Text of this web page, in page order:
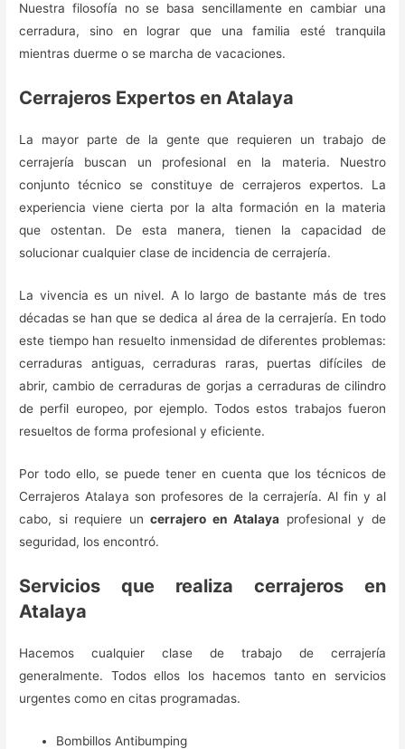
Nuestra filosofía no se basa sencillamente en cambiar una
cerradura, sino en lograr que una familia esté tranquila
mientras duerme o se marcha de vacaciones.
Cerrajeros Expertos en Atalaya
La mayor parte de la gente que requieren un trabajo de
cerrajería buscan un profesional en la materia. Nuestro
conjunto técnico se constituye de cerrajeros expertos. La
experiencia viene cierta por la alta formación en la materia
que ostentan. De esta manera, tienen la capacidad de
solucionar cualquier clase de incidencia de cerrajería.
La vivencia es un nivel. A lo largo de bastante más de tres
décadas se han que se dedica al área de la cerrajería. En todo
este tiempo han resuelto inmensidad de diferentes problemas:
cerraduras antiguas, cerraduras raras, puertas difíciles de
abrir, cambio de cerraduras de gorjas a cerraduras de cilindro
de perfil europeo, por ejemplo. Todos estos trabajos fueron
resueltos de forma profesional y eficiente.
Por todo ello, se puede tener en cuenta que los técnicos de
Cerrajeros Atalaya son profesores de la cerrajería. Al fin y al
cabo, si requiere uncerrajero en Atalaya profesional y de
seguridad, los encontró.
Servicios que realiza cerrajeros en
Atalaya
Hacemos cualquier clase de trabajo de cerrajería
generalmente. Todos ellos los hacemos tanto en servicios
urgentes como en citas programadas.
Bombillos Antibumping